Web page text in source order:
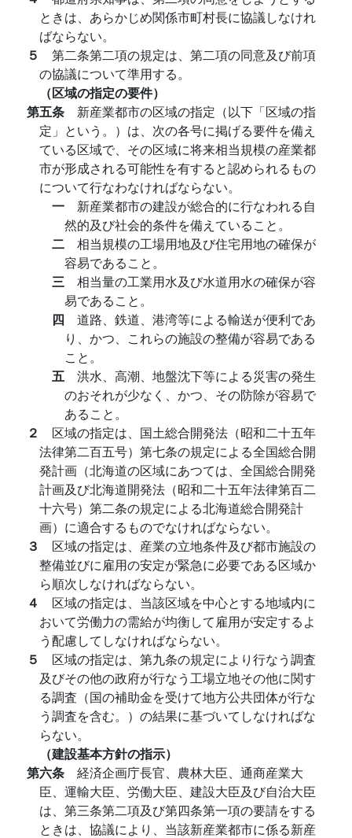
ときは、あらかじめ関係市町村長に協議しなけれ
ばならない。
５ 第二条第二項の規定は、第二項の同意及び前項
の協議について準用する。
（区域の指定の要件）
第五条 新産業都市の区域の指定（以下「区域の指
定」という。）は、次の各号に掲げる要件を備え
ている区域で、その区域に将来相当規模の産業都
市が形成される可能性を有すると認められるもの
について行なわなければならない。
一 新産業都市の建設が総合的に行なわれる自
然的及び社会的条件を備えていること。
二 相当規模の工場用地及び住宅用地の確保が
容易であること。
三 相当量の工業用水及び水道用水の確保が容
易であること。
四 道路、鉄道、港湾等による輸送が便利であ
り、かつ、これらの施設の整備が容易である
こと。
五 洪水、高潮、地盤沈下等による災害の発生
のおそれが少なく、かつ、その防除が容易で
あること。
２ 区域の指定は、国土総合開発法（昭和二十五年
法律第二百五号）第七条の規定による全国総合開
発計画（北海道の区域にあつては、全国総合開発
計画及び北海道開発法（昭和二十五年法律第百二
十六号）第二条の規定による北海道総合開発計
画）に適合するものでなければならない。
３ 区域の指定は、産業の立地条件及び都市施設の
整備並びに雇用の安定が緊急に必要である区域か
ら順次しなければならない。
４ 区域の指定は、当該区域を中心とする地域内に
おいて労働力の需給が均衡して雇用が安定するよ
う配慮してしなければならない。
５ 区域の指定は、第九条の規定により行なう調査
及びその他の政府が行なう工場立地その他に関す
る調査（国の補助金を受けて地方公共団体が行な
う調査を含む。）の結果に基づいてしなければな
らない。
（建設基本方針の指示）
第六条 経済企画庁長官、農林大臣、通商産業大
臣、運輸大臣、労働大臣、建設大臣及び自治大臣
は、第三条第二項及び第四条第一項の要請をする
ときは、協議により、当該新産業都市に係る新産